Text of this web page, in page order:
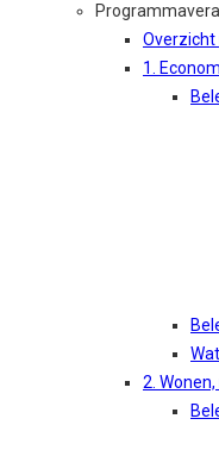
1.
2.